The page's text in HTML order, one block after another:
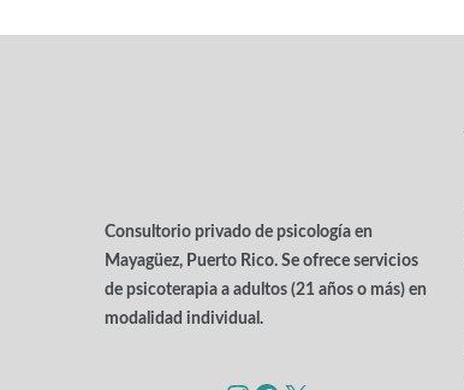
Consultorio privado de psicología en
Mayagüez, Puerto Rico. Se ofrece servicios
de psicoterapia a adultos (21 años o más) en
modalidad individual.